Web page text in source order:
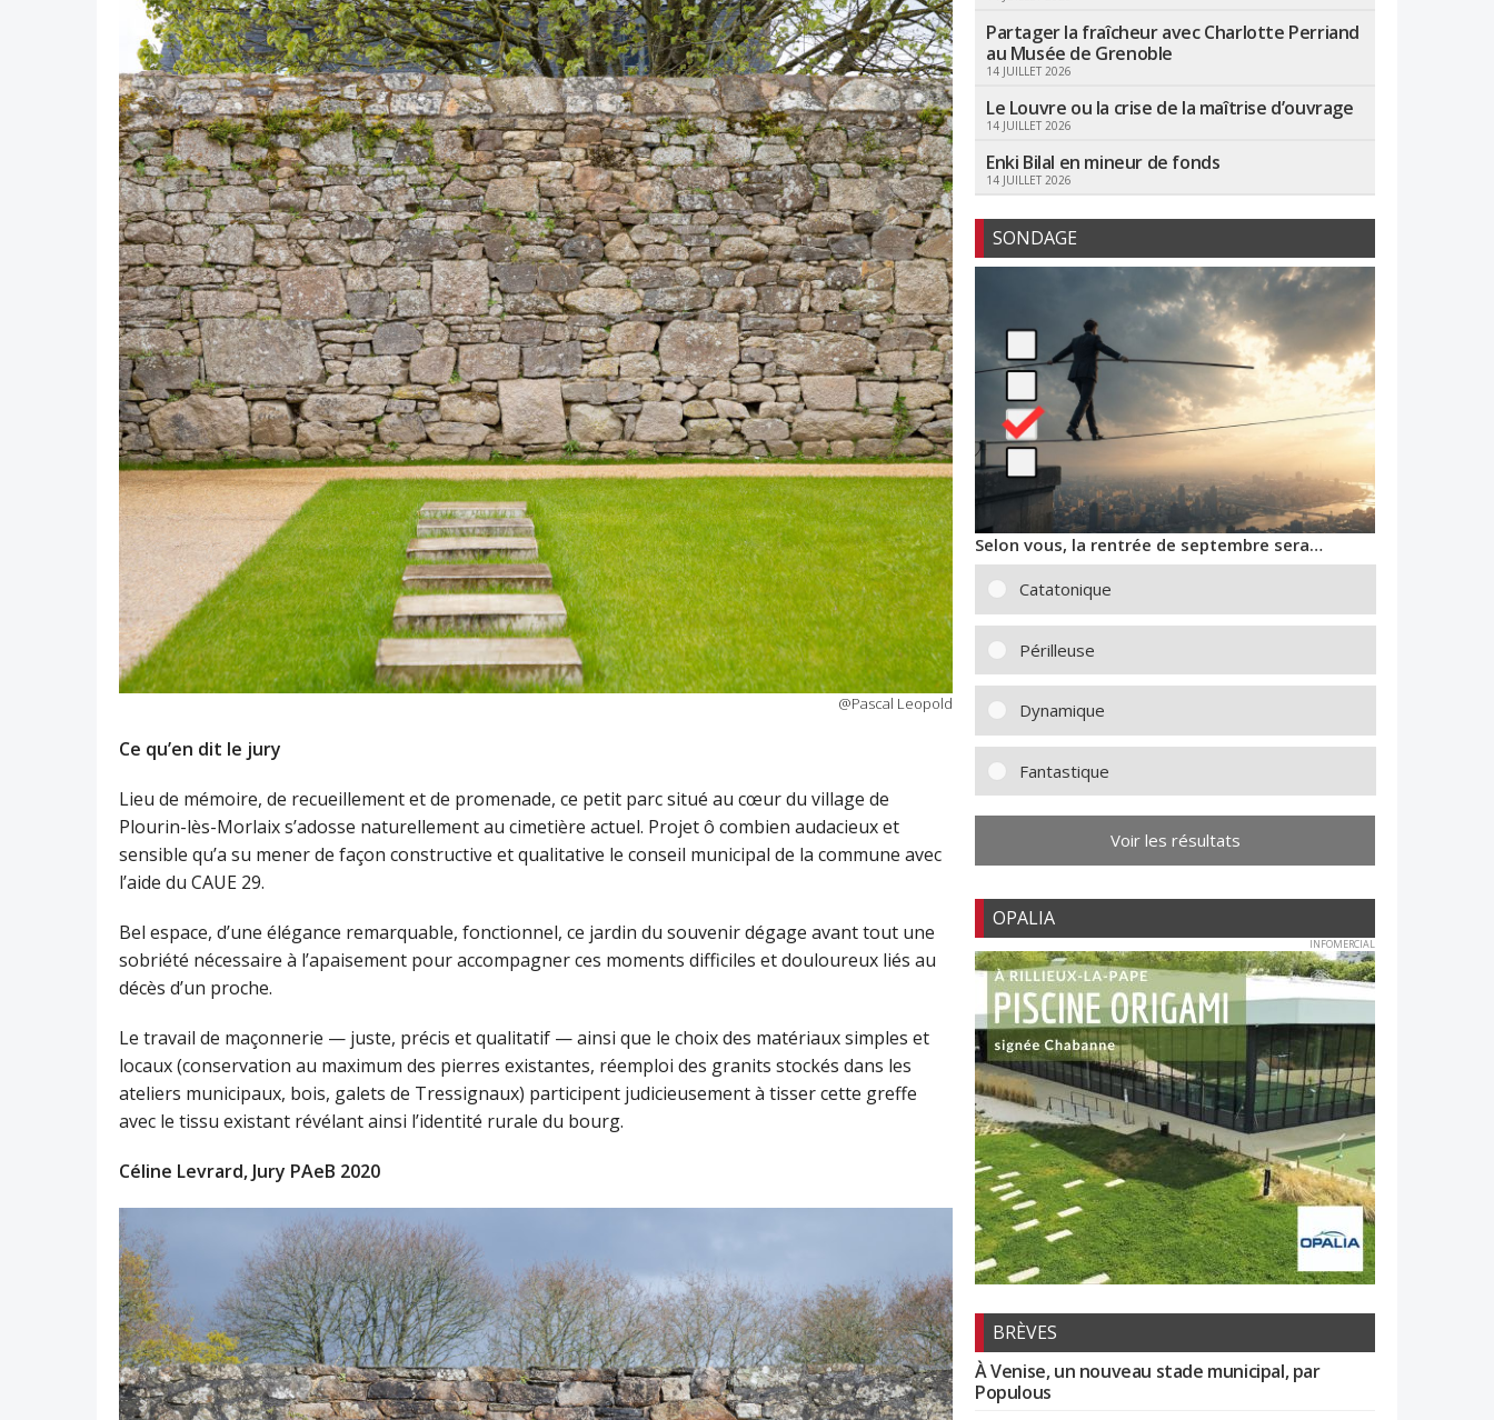
@Pascal Leopold
Ce qu’en dit le jury
Lieu de mémoire, de recueillement et de promenade, ce petit parc situé au cœur du village de
Plourin-lès-Morlaix s’adosse naturellement au cimetière actuel. Projet ô combien audacieux et
sensible qu’a su mener de façon constructive et qualitative le conseil municipal de la commune avec
l’aide du CAUE 29.
Bel espace, d’une élégance remarquable, fonctionnel, ce jardin du souvenir dégage avant tout une
sobriété nécessaire à l’apaisement pour accompagner ces moments difficiles et douloureux liés au
décès d’un proche.
Le travail de maçonnerie — juste, précis et qualitatif — ainsi que le choix des matériaux simples et
locaux (conservation au maximum des pierres existantes, réemploi des granits stockés dans les
ateliers municipaux, bois, galets de Tressignaux) participent judicieusement à tisser cette greffe
avec le tissu existant révélant ainsi l’identité rurale du bourg.
Céline Levrard, Jury PAeB 2020
Partager la fraîcheur avec Charlotte Perriand
au Musée de Grenoble
14 JUILLET 2026
Le Louvre ou la crise de la maîtrise d’ouvrage
14 JUILLET 2026
Enki Bilal en mineur de fonds
14 JUILLET 2026
SONDAGE
Selon vous, la rentrée de septembre sera…
Catatonique
Périlleuse
Dynamique
Fantastique
Voir les résultats
OPALIA
INFOMERCIAL
BRÈVES
À Venise, un nouveau stade municipal, par
Populous